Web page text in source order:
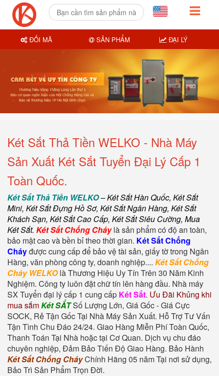
Két Sắt Thả Tiền WELKO - Nhà Máy
Sản Xuất Két Sắt Tuyển Đại Lý Cấp 1
Toàn Quốc.
Két Sắt Thả Tiền WELKO–Két Sắt Hàn Quốc, Két Sắt
Mini, Két Sắt Đựng Hồ Sơ, Két Sắt Ngân Hàng, Két Sắt
Khách Sạn, Két Sắt Cao Cấp, Két Sắt Siêu Cường, Mua
Két Sắt. Két Sắt Chống Cháylà sản phẩm có độ an toàn,
bảo mật cao và bền bỉ theo thời gian. Két Sắt Chống
Cháyđược cung cấp để bảo vệ tài sản, giấy tờ trong Ngân
Hàng, văn phòng công ty, doanh nghiệp.... Két Sắt Chống
Cháy WELKOlà Thương Hiệu Uy Tín Trên 30 Năm Kinh
Nghiệm. Công ty luôn đặt chữ tín lên hàng đầu. Nhà máy
SX Tuyển đại lý cấp 1 cung cấp Két Sắt. Ưu Đãi Khủng khi
mua sắmKét SẮTSố Lượng Lớn, Giá Gốc - Giá Cực
SOCK, Rẻ Tận Gốc Tại Nhà Máy Sản Xuất. Hỗ Trợ Tư Vấn
Tận Tình Chu Đáo 24/24. Giao Hàng Miễn Phí Toàn Quốc,
Thanh Toán Tại Nhà hoặc tại Cơ Quan. Dịch vụ chu đáo
chuyên nghiệp, Đảm Bảo Tiến Độ Giao Hàng. Bảo Hành
Két Sắt Chống CháyChính Hãng 05 năm Tại nơi sử dụng,
Bảo Trì Sản Phẩm Trọn Đời.
ĐỔI MÃ SẢN PHẨM ĐẠI LÝ